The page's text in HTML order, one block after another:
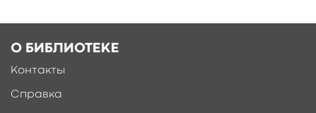
О БИБЛИОТЕКЕ
Контакты
Справка